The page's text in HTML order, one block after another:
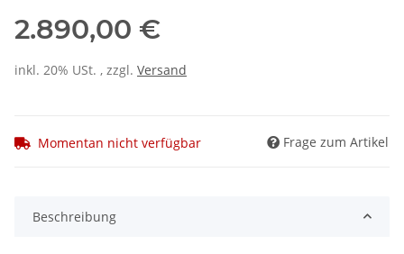
2.890,00 €
inkl. 20% USt. , zzgl. Versand
Momentan nicht verfügbar Frage zum Artikel
Beschreibung